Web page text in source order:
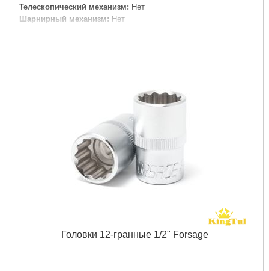
Телескопический механизм: Нет
Шарнирный механизм: Нет
Габариты упаковки: 310x40x40 мм
Головки 12-гранные 1/2" Forsage